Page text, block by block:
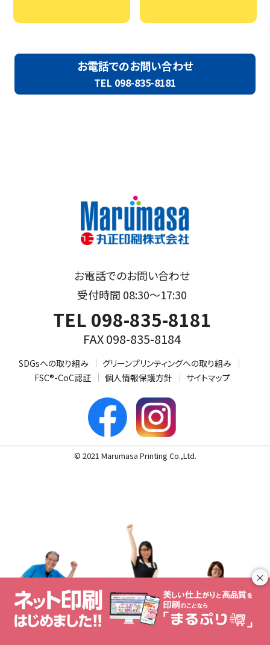
お電話でのお問い合わせ
TEL 098-835-8181
×
お電話でのお問い合わせ
受付時間 08:30～17:30
TEL 098-835-8181
FAX 098-835-8184
SDGsへの取り組み
グリーンプリンティングへの取り組み
FSC®-CoC認証
個人情報保護方針 サイトマップ
© 2021 Marumasa Printing Co.,Ltd.